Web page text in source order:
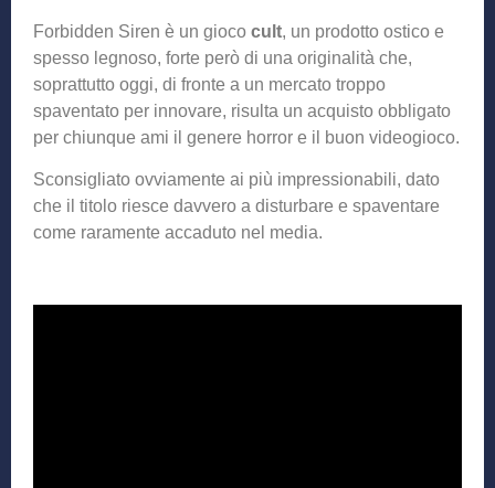
Forbidden Siren è un gioco cult, un prodotto ostico e
spesso legnoso, forte però di una originalità che,
soprattutto oggi, di fronte a un mercato troppo
spaventato per innovare, risulta un acquisto obbligato
per chiunque ami il genere horror e il buon videogioco.
Sconsigliato ovviamente ai più impressionabili, dato
che il titolo riesce davvero a disturbare e spaventare
come raramente accaduto nel media.